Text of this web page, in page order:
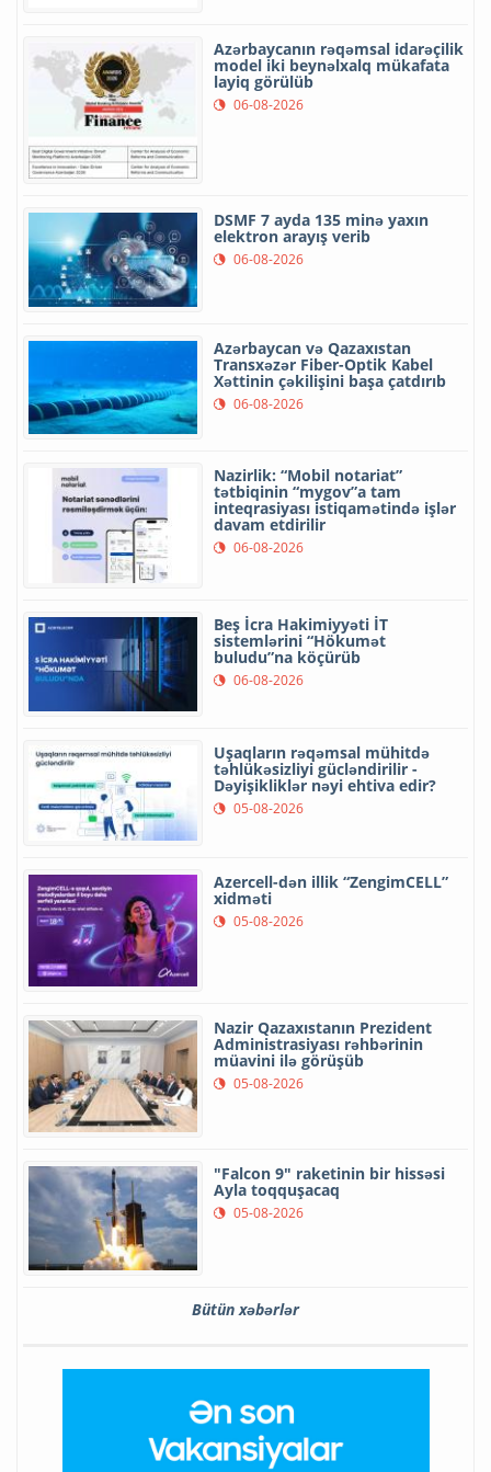
Azərbaycanın rəqəmsal idarəçilik
model iki beynəlxalq mükafata
layiq görülüb
06-08-2026
DSMF 7 ayda 135 minə yaxın
elektron arayış verib
06-08-2026
Azərbaycan və Qazaxıstan
Transxəzər Fiber-Optik Kabel
Xəttinin çəkilişini başa çatdırıb
06-08-2026
Nazirlik: “Mobil notariat”
tətbiqinin “mygov”a tam
inteqrasiyası istiqamətində işlər
davam etdirilir
06-08-2026
Beş İcra Hakimiyyəti İT
sistemlərini “Hökumət
buludu”na köçürüb
06-08-2026
Uşaqların rəqəmsal mühitdə
təhlükəsizliyi gücləndirilir -
Dəyişikliklər nəyi ehtiva edir?
05-08-2026
Azercell-dən illik “ZengimCELL”
xidməti
05-08-2026
Nazir Qazaxıstanın Prezident
Administrasiyası rəhbərinin
müavini ilə görüşüb
05-08-2026
"Falcon 9" raketinin bir hissəsi
Ayla toqquşacaq
05-08-2026
Bütün xəbərlər